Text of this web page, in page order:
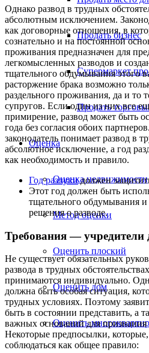
Продать бизнес
Супермаркет
Продать
Оценка
Оценка недвижимости
Метод оценки
Оценить плоский
Оценить дом
Оценить
Однако развод в трудных
абсолютным исключением.
как договорные отношения, в
сознательно и на постоянной
проживания предназначен для
легкомысленных разводов и
тщательного обдумывания этого
расторжение брака возможно
раздельного проживания, да и то
супругов. Если один из них все
примирение, развод может быть
года без согласия обоих
законодатель понимает развод в
абсолютное исключение, а год
как необходимость и правило.
Год разлукидолжен
Этот год должен быть
тщательного обдумывания
решения о разводе.
Требования — учредители
Не существует обязательных
развода в трудных
принимаются индивидуально.
должна быть особая ситуация,
трудных условиях. Поэтому
быть в состоянии представить, а
важных оснований для признания
Некоторые предпосылки,
соблюдаться как общее правило: